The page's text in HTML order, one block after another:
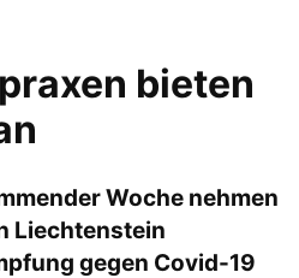
bieten
Woche nehmen
Liechtenstein
gegen Covid-19